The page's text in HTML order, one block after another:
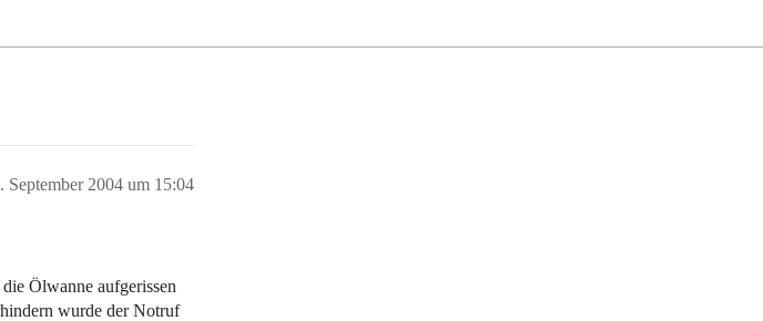
September 2004 um 15:04
Ölwanne aufgerissen
wurde der Notruf